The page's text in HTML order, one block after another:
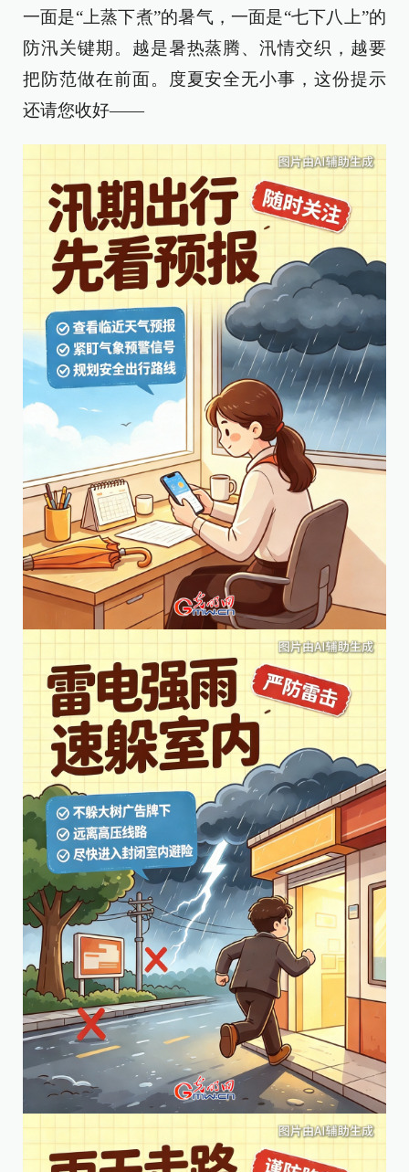
一面是“上蒸下煮”的暑气，一面是“七下八上”的
防汛关键期。越是暑热蒸腾、汛情交织，越要
把防范做在前面。度夏安全无小事，这份提示
还请您收好——